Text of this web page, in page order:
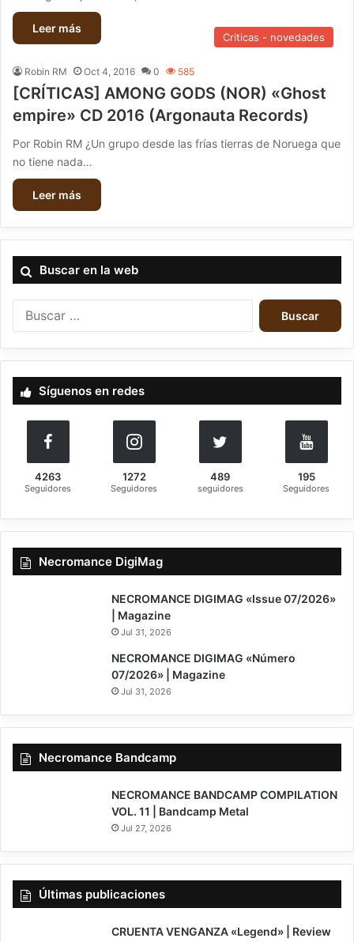
Leer más
Criticas - novedades
Robin RM Oct 4, 2016 0 585
[CRÍTICAS] AMONG GODS (NOR) «Ghost
empire» CD 2016 (Argonauta Records)
Por Robin RM ¿Un grupo desde las frías tierras de Noruega que
no tiene nada…
Leer más
Buscar en la web
c
a
:
Síguenos en redes
4263
Seguidores
1272
Seguidores
489
seguidores
195
Seguidores
Necromance DigiMag
NECROMANCE DIGIMAG «Issue 07/2026»
| Magazine
Jul 31, 2026
NECROMANCE DIGIMAG «Número
07/2026» | Magazine
Jul 31, 2026
Necromance Bandcamp
NECROMANCE BANDCAMP COMPILATION
VOL. 11 | Bandcamp Metal
Jul 27, 2026
Últimas publicaciones
CRUENTA VENGANZA «Legend» | Review